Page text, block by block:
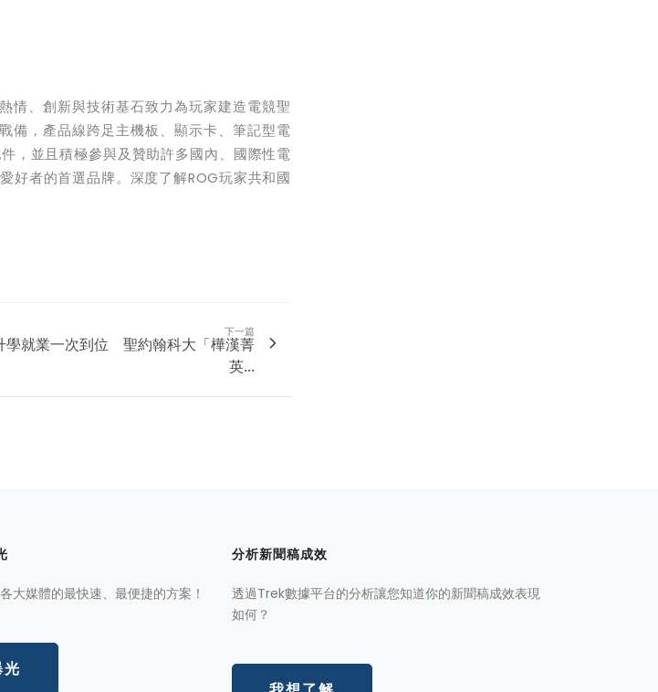
情、創新與技術基石致力為玩家建造電競聖
備，產品線跨足主機板、顯示卡、筆記型電
，並且積極參與及贊助許多國內、國際性電
好者的首選品牌。深度了解ROG玩家共和國
下一篇
學就業一次到位 聖約翰科大「樺漢菁
英...
大媒體的最快速、最便捷的方案！
分析新聞稿成效
透過Trek數據平台的分析讓您知道你的新聞稿成效表現
如何？